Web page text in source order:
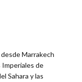
Marrakech
Imperiales de
Sahara y las